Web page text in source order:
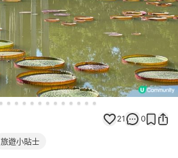
21 0
旅遊小貼士